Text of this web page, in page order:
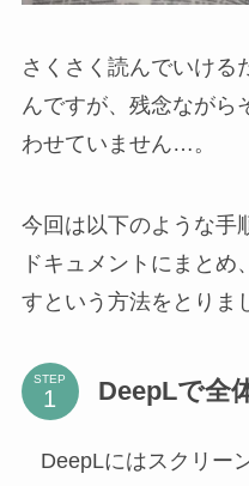
さくさく読んでいける
んですが、残念ながら
わせていません…。
今回は以下のような手
ドキュメントにまとめ
すという方法をとりま
STEP DeepLで全
DeepLにはスクリー